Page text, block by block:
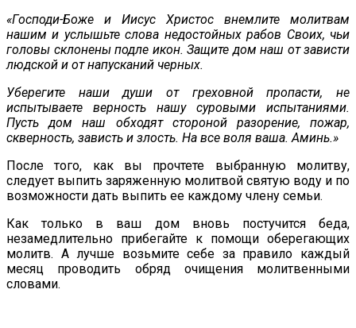
«Господи-Боже и Иисус Христос внемлите молитвам
нашим и услышьте слова недостойных рабов Своих, чьи
головы склонены подле икон. Защите дом наш от зависти
людской и от напусканий черных.
Уберегите наши души от греховной пропасти, не
испытываете верность нашу суровыми испытаниями.
Пусть дом наш обходят стороной разорение, пожар,
скверность, зависть и злость. На все воля ваша. Аминь.»
После того, как вы прочтете выбранную молитву,
следует выпить заряженную молитвой святую воду и по
возможности дать выпить ее каждому члену семьи.
Как только в ваш дом вновь постучится беда,
незамедлительно прибегайте к помощи оберегающих
молитв. А лучше возьмите себе за правило каждый
месяц проводить обряд очищения молитвенными
словами.